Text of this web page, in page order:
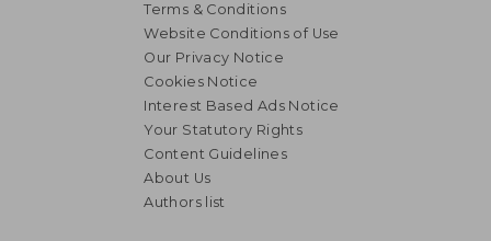
Terms & Conditions
Website Conditions of Use
Our Privacy Notice
Cookies Notice
Interest Based Ads Notice
Your Statutory Rights
Content Guidelines
About Us
Authors list